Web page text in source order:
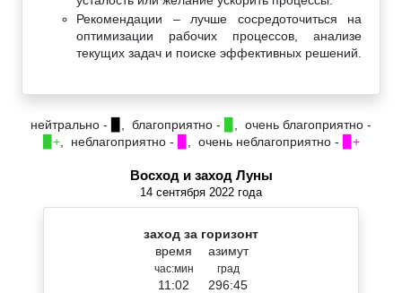
Рекомендации – лучше сосредоточиться на
оптимизации рабочих процессов, анализе
текущих задач и поиске эффективных решений.
нейтрально - , благоприятно -
, очень благоприятно -
▉+, неблагоприятно - , очень неблагоприятно - ▉+
Восход и заход Луны
14 сентября 2022 года
заход за горизонт
время
час:мин
11:02
азимут
град
296:45